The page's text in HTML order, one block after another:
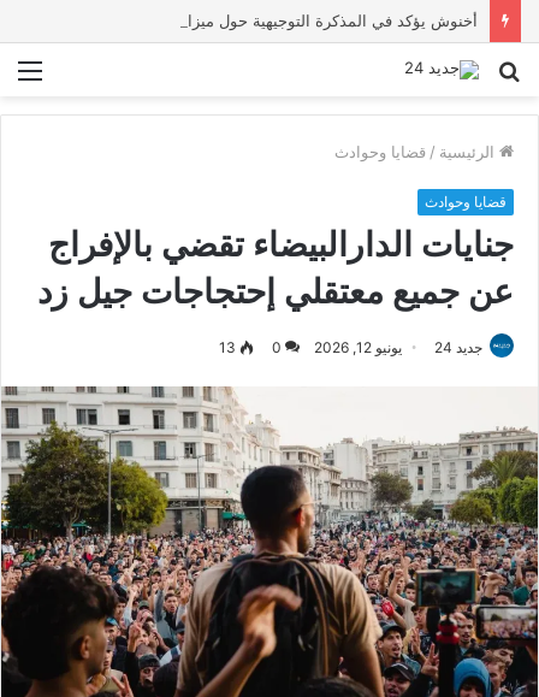
بحث
الرئيسية / قضايا وحوادث
قضايا وحوادث
جنايات الدارالبيضاء تقضي بالإفراج
عن جميع معتقلي إحتجاجات جيل زد
جديد 24 يونيو 12, 2026 0
13